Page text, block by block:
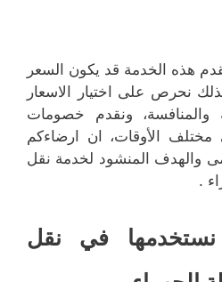
هذه الخدمة قد يكون السعر
نحرص على اختيار الاسعار
والمنافسة، ونقدم خصومات
الأوقات، ان ارضاءكم
والهدف المنشود لخدمة نقل
.
نستخدمها في نقل